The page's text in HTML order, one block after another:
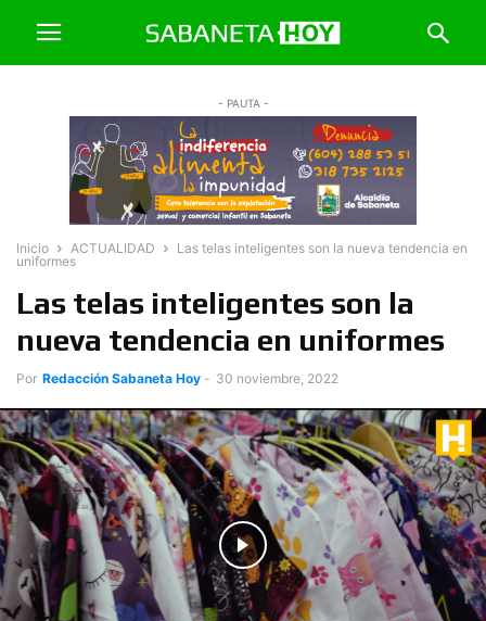
- PAUTA -
Inicio ACTUALIDAD
Las telas inteligentes son la nueva tendencia en
uniformes
Las telas inteligentes son la
nueva tendencia en uniformes
Por Redacción Sabaneta Hoy - 30 noviembre, 2022